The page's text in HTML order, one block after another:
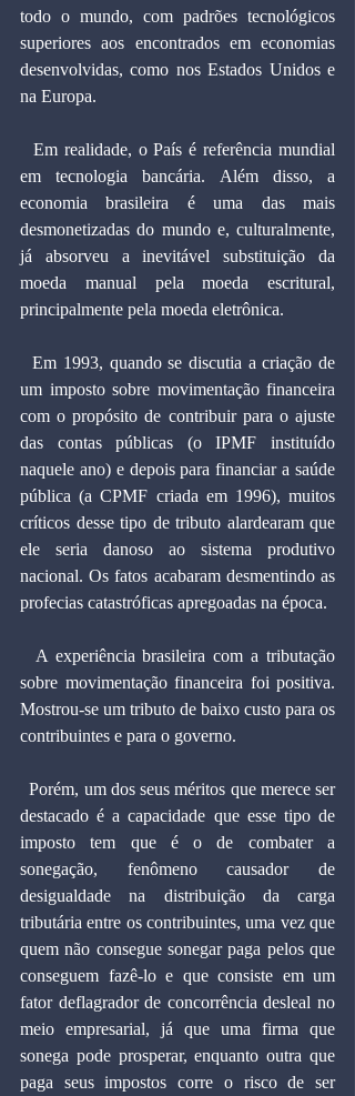
todo o mundo, com padrões tecnológicos
superiores aos encontrados em economias
desenvolvidas, como nos Estados Unidos e
na Europa.
em tecnologia bancária. Além disso, a
economia brasileira é uma das mais
desmonetizadas do mundo e, culturalmente,
já absorveu a inevitável substituição da
moeda manual pela moeda escritural,
principalmente pela moeda eletrônica.
  Em 1993, quando se discutia a criação de
um imposto sobre movimentação financeira
com o propósito de contribuir para o ajuste
das contas públicas (o IPMF instituído
naquele ano) e depois para financiar a saúde
pública (a CPMF criada em 1996), muitos
críticos desse tipo de tributo alardearam que
ele seria danoso ao sistema produtivo
nacional. Os fatos acabaram desmentindo as
profecias catastróficas apregoadas na época.
sobre movimentação financeira foi positiva.
Mostrou-se um tributo de baixo custo para os
contribuintes e para o governo.
  Porém, um dos seus méritos que merece ser
destacado é a capacidade que esse tipo de
imposto tem que é o de combater a
sonegação, fenômeno causador de
desigualdade na distribuição da carga
tributária entre os contribuintes, uma vez que
quem não consegue sonegar paga pelos que
conseguem fazê-lo e que consiste em um
fator deflagrador de concorrência desleal no
meio empresarial, já que uma firma que
sonega pode prosperar, enquanto outra que
paga seus impostos corre o risco de ser